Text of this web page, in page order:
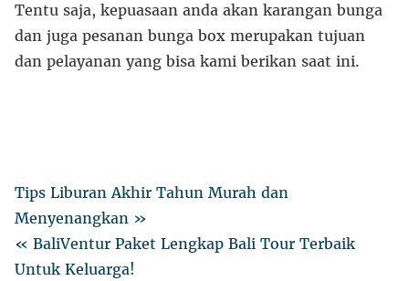
Tentu saja, kepuasaan anda akan karangan bunga
dan juga pesanan bunga box merupakan tujuan
dan pelayanan yang bisa kami berikan saat ini.
Tips Liburan Akhir Tahun Murah dan
Menyenangkan »
« BaliVentur Paket Lengkap Bali Tour Terbaik
Untuk Keluarga!